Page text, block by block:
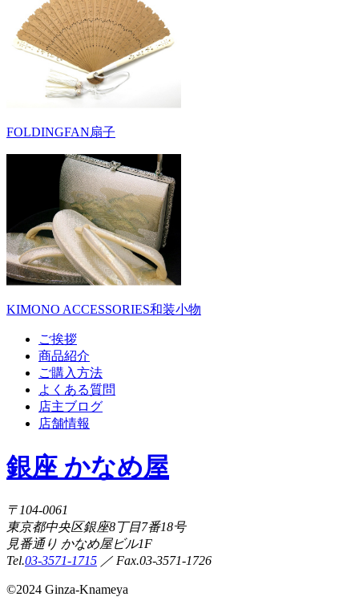
FOLDINGFAN扇子
KIMONO ACCESSORIES和装小物
ご挨拶
商品紹介
ご購入方法
よくある質問
店主ブログ
店舗情報
銀座 かなめ屋
〒104-0061
東京都中央区銀座8丁目7番18号
見番通り かなめ屋ビル1F
Tel.03-3571-1715 ／ Fax.03-3571-1726
©2024 Ginza-Knameya